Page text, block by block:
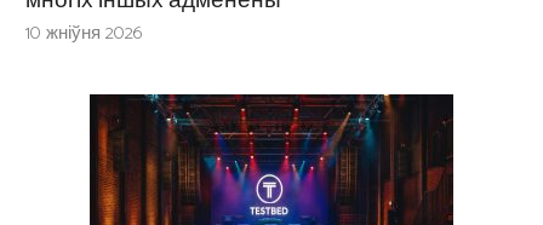
10 жніўня 2026